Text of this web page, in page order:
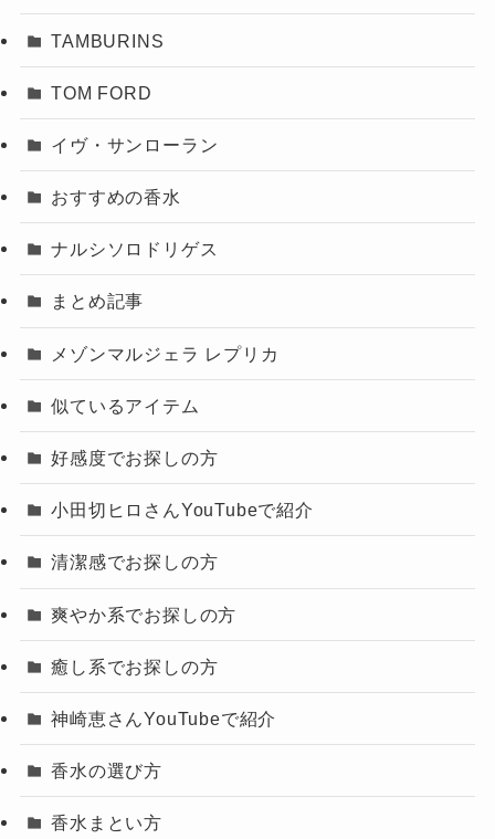
TAMBURINS
TOM FORD
イヴ・サンローラン
おすすめの香水
ナルシソロドリゲス
まとめ記事
メゾンマルジェラ レプリカ
似ているアイテム
好感度でお探しの方
小田切ヒロさんYouTubeで紹介
清潔感でお探しの方
爽やか系でお探しの方
癒し系でお探しの方
神崎恵さんYouTubeで紹介
香水の選び方
香水まとい方